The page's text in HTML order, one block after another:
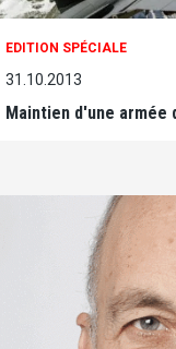
EDITION SPÉCIALE
31.10.2013
Maintien d'une